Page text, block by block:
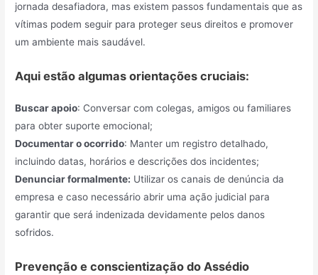
jornada desafiadora, mas existem passos fundamentais que as
vítimas podem seguir para proteger seus direitos e promover
um ambiente mais saudável.
Aqui estão algumas orientações cruciais:
Buscar apoio: Conversar com colegas, amigos ou familiares
para obter suporte emocional;
Documentar o ocorrido: Manter um registro detalhado,
incluindo datas, horários e descrições dos incidentes;
Denunciar formalmente: Utilizar os canais de denúncia da
empresa e caso necessário abrir uma ação judicial para
garantir que será indenizada devidamente pelos danos
sofridos.
Prevenção e conscientização do Assédio